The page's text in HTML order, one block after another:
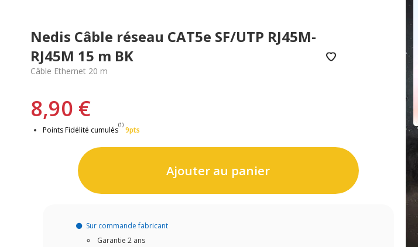
Nedis Câble réseau CAT5e SF/UTP RJ45M-
RJ45M 15 m BK
Câble Ethernet 20 m
8,90 €
Points Fidélité cumulés
(1)
9pts
Ajouter au panier
Sur commande fabricant
Garantie 2 ans